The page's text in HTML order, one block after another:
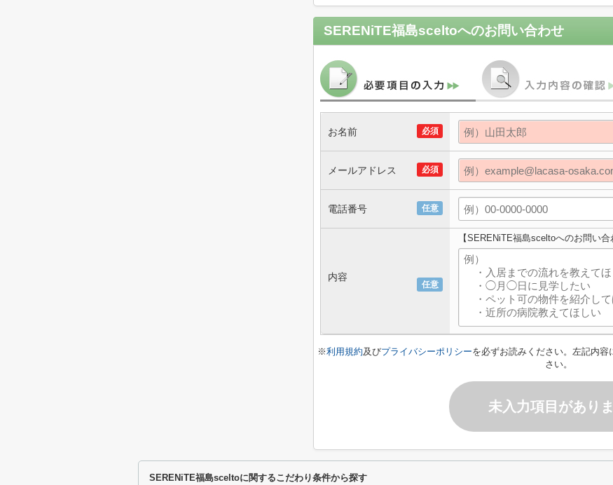
SERENiTE福島sceltoへのお問い合わせ
必須
お名前
必須
メールアドレス
任意
電話番号
任意
内容
【SERENiTE福島sceltoへのお問い合
※利用規約及びプライバシーポリシーを必ずお読みください。左記内
さい。
未入力項目があり
SERENiTE福島sceltoに関するこだわり条件から探す